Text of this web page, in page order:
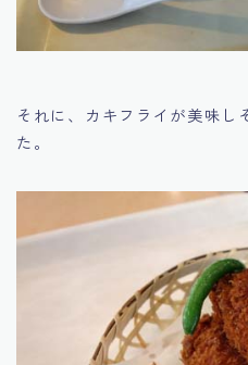
それに、カキフライが美味し
た。